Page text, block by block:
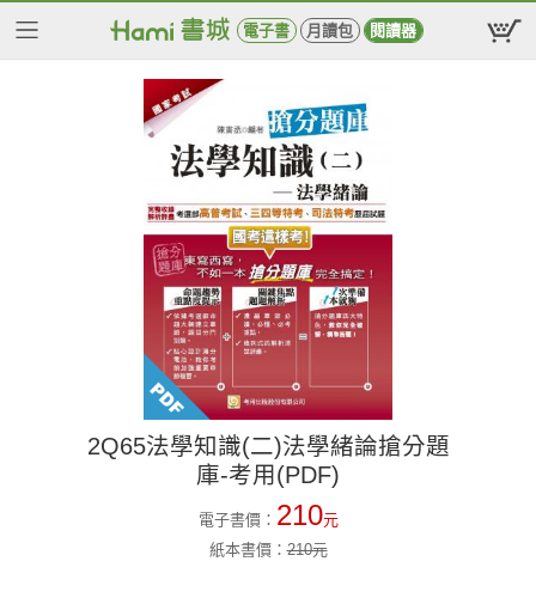
電子書 月讀包 閱讀器
2Q65法學知識(二)法學緒論搶分題
庫-考用(PDF)
電子書價： 210元
紙本書價：210元